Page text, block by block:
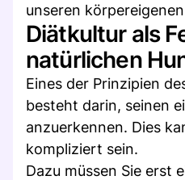
unseren
Diätkultur als
natürlichen
Eines der Prinzipien
besteht darin, seinen
anzuerkennen. Dies
kompliziert sein.
Dazu müssen Sie erst